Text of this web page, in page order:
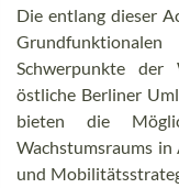
Die entlang dieser
Schwerpunkte der
östliche Berliner
bieten die
Wachstumsraums
und